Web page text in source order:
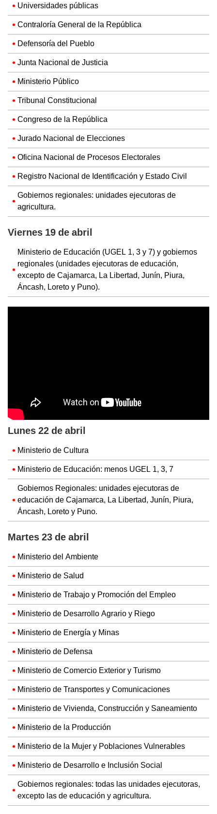
Universidades públicas
Contraloría General de la República
Defensoría del Pueblo
Junta Nacional de Justicia
Ministerio Público
Tribunal Constitucional
Congreso de la República
Jurado Nacional de Elecciones
Oficina Nacional de Procesos Electorales
Registro Nacional de Identificación y Estado Civil
Gobiernos regionales: unidades ejecutoras de
agricultura.
Viernes 19 de abril
Ministerio de Educación (UGEL 1, 3 y 7) y gobiernos
regionales (unidades ejecutoras de educación,
excepto de Cajamarca, La Libertad, Junín, Piura,
Áncash, Loreto y Puno).
Lunes 22 de abril
Ministerio de Cultura
Ministerio de Educación: menos UGEL 1, 3, 7
Gobiernos Regionales: unidades ejecutoras de
educación de Cajamarca, La Libertad, Junín, Piura,
Áncash, Loreto y Puno.
Martes 23 de abril
Ministerio del Ambiente
Ministerio de Salud
Ministerio de Trabajo y Promoción del Empleo
Ministerio de Desarrollo Agrario y Riego
Ministerio de Energía y Minas
Ministerio de Defensa
Ministerio de Comercio Exterior y Turismo
Ministerio de Transportes y Comunicaciones
Ministerio de Vivienda, Construcción y Saneamiento
Ministerio de la Producción
Ministerio de la Mujer y Poblaciones Vulnerables
Ministerio de Desarrollo e Inclusión Social
Gobiernos regionales: todas las unidades ejecutoras,
excepto las de educación y agricultura.